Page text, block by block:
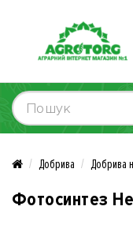
Добрива Добрива
Фотосинтез